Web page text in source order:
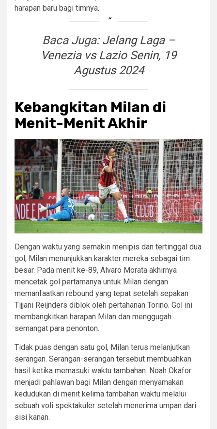
harapan baru bagi timnya.
Baca Juga: Jelang Laga –
Venezia vs Lazio Senin, 19
Agustus 2024
Kebangkitan Milan di
Menit-Menit Akhir
​Dengan waktu yang semakin menipis dan tertinggal dua
gol, Milan menunjukkan karakter mereka sebagai tim
besar.​ Pada menit ke-89, Alvaro Morata akhirnya
mencetak gol pertamanya untuk Milan dengan
memanfaatkan rebound yang tepat setelah sepakan
Tijjani Reijnders diblok oleh pertahanan Torino. Gol ini
membangkitkan harapan Milan dan menggugah
semangat para penonton.
Tidak puas dengan satu gol, Milan terus melanjutkan
serangan. Serangan-serangan tersebut membuahkan
hasil ketika memasuki waktu tambahan. Noah Okafor
menjadi pahlawan bagi Milan dengan menyamakan
kedudukan di menit kelima tambahan waktu melalui
sebuah voli spektakuler setelah menerima umpan dari
sisi kanan.